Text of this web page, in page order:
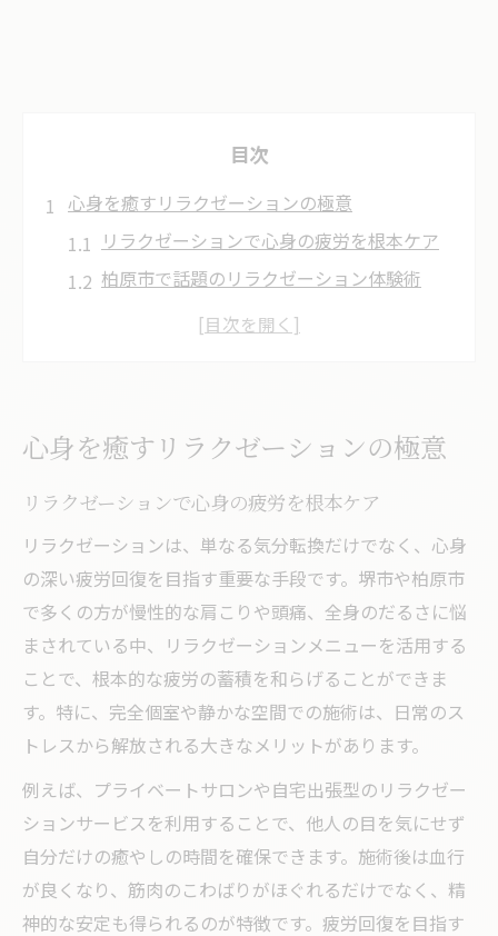
目次
心身を癒すリラクゼーションの極意
リラクゼーションで心身の疲労を根本ケア
柏原市で話題のリラクゼーション体験術
リラクゼーションがもたらす継続的な癒や
人気のリラクゼーションが選ばれる理由
自宅でも楽しめる癒やしシート活用法
自宅で実践できるリラクゼーションシート
術
リラクゼーションを高めるシートの選び方
快適な癒やしを叶えるシート活用のコツ
リラクゼーションの質を上げるシートの使
い方
シート活用で手軽に疲労をリセットする方
法
肩こり・頭痛解消を目指す最新術
リラクゼーションで肩こり改善を実感する
秘訣
心身を癒すリラクゼーションの極意
リラクゼーションで心身の疲労を根本ケア
リラクゼーションは、単なる気分転換だけでなく、心身
の深い疲労回復を目指す重要な手段です。堺市や柏原市
で多くの方が慢性的な肩こりや頭痛、全身のだるさに悩
まされている中、リラクゼーションメニューを活用する
ことで、根本的な疲労の蓄積を和らげることができま
す。特に、完全個室や静かな空間での施術は、日常のス
トレスから解放される大きなメリットがあります。
例えば、プライベートサロンや自宅出張型のリラクゼー
ションサービスを利用することで、他人の目を気にせず
自分だけの癒やしの時間を確保できます。施術後は血行
が良くなり、筋肉のこわばりがほぐれるだけでなく、精
神的な安定も得られるのが特徴です。疲労回復を目指す